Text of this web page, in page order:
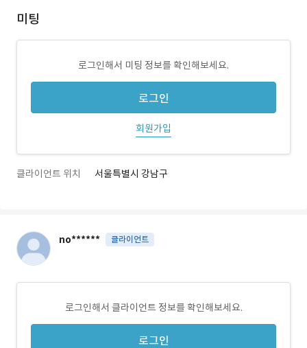
미팅
로그인해서 미팅 정보를 확인해보세요.
로그인
회원가입
클라이언트 위치 서울특별시 강남구
no****** 클라이언트
로그인해서 클라이언트 정보를 확인해보세요.
로그인